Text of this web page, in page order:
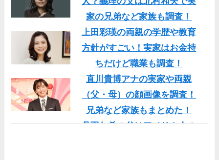
家の兄弟など家族も調査！
上田彩瑛の両親の学歴や教育
方針がすごい！実家はお金持
ちだけど職業も調査！
直川貴博アナの実家や両親
（父・母）の顔画像を調査！
兄弟など家族もまとめた！
丹羽仁希の父はアメリカ人の